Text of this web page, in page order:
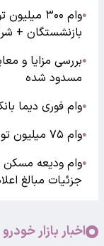
●
وام ۳۰۰
بازنشستگان +
●بررسی مزایا و
مسدود شده
●وام فوری دیما
●وام ۷۵ میلیون تومانی بازنشستگان کشوری پرداخت شد
●وام ودیعه
جزئیات مبالغ
اخبار بازار خودرو